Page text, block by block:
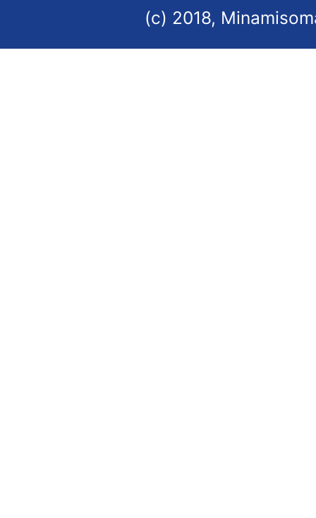
(c) 2018,